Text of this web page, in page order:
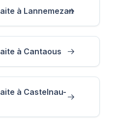
à Lannemezan
à Cantaous
à Castelnau-